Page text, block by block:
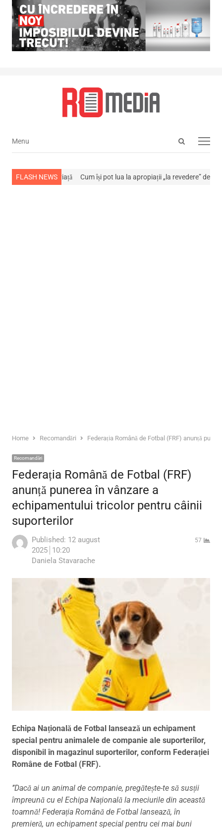
Open
Menu
Menu
FLASH NEWS
a stins din viață Cum își pot lua la apropiații „la revedere” de la…
Home Recomandări Federația Română de Fotbal (FRF) anunță
Recomandări
Federația Română de Fotbal (FRF)
anunță punerea în vânzare a
echipamentului tricolor pentru câinii
suporterilor
Published: 12 august
2025 10:20
Author
Daniela Stavarache
57
Echipa Națională de Fotbal lansează un echipament
special pentru animalele de companie ale suporterilor,
disponibil în magazinul suporterilor, conform Federației
Române de Fotbal (FRF).
’’Dacă ai un animal de companie, pregătește-te să susții
împreună cu el Echipa Națională la meciurile din această
toamnă! Federația Română de Fotbal lansează, în
premieră, un echipament special pentru cei mai buni